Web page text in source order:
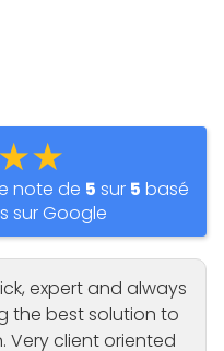
note de 5 sur 5 basé
sur Google
expert and always
the best solution to
Very client oriented